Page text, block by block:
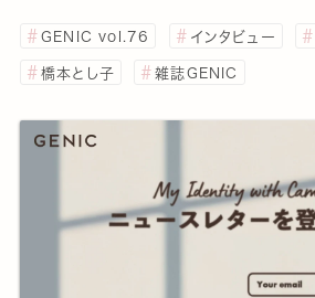
GENIC vol.76 インタビュー
橋本とし子 雑誌GENIC